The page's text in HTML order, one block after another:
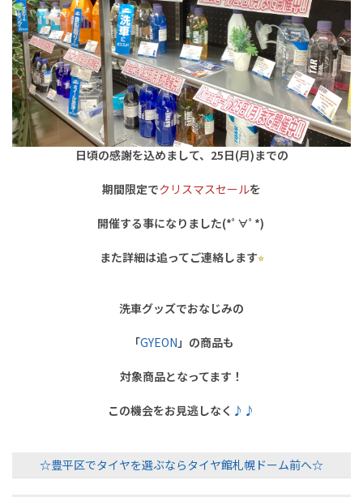
日頃の感謝を込めまして、25日(月)までの
期間限定でクリスマスセールを
開催する事になりました(*ﾟ∀ﾟ*)
また詳細は追ってご連絡します⭐︎
洗車グッズでおなじみの
「GYEON 」の商品も
対象商品となってます！
この機会をお見逃しなく ♪♪
☆豊平区でタイヤを選ぶならタイヤ館札幌ドーム前へ☆